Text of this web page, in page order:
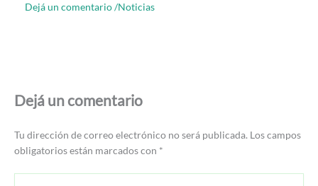
Dejá un comentario/Noticias
Dejá un comentario
Tu dirección de correo electrónico no será publicada. Los campos
obligatorios están marcados con *